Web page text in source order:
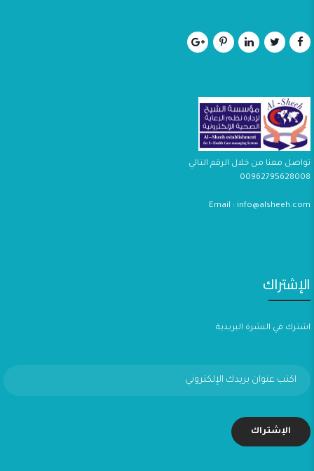
تواصل معنا من خلال الرقم التالي
00962795628008
Email : info@alsheeh.com
الإشتراك
اشترك في النشرة البريدية